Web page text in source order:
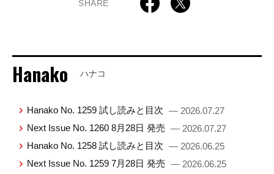
SHARE
Hanako ハナコ
Hanako No. 1259 試し読みと目次 — 2026.07.27
Next Issue No. 1260 8月28日 発売 — 2026.07.27
Hanako No. 1258 試し読みと目次 — 2026.06.25
Next Issue No. 1259 7月28日 発売 — 2026.06.25